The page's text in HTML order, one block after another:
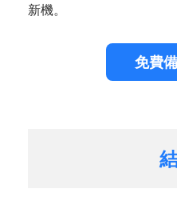
新機。
免費